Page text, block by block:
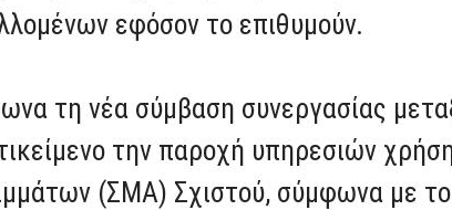
εφόσον το επιθυμούν.
τη νέα σύμβαση συνεργασίας
την παροχή υπηρεσιών
(ΣΜΑ) Σχιστού, σύμφωνα με το